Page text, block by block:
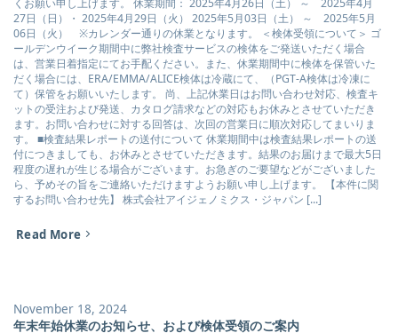
くお願い申し上げます。 休業期間： 2025年4月26日（土） ～ 2025年4月
27日（日）・ 2025年4月29日（火） 2025年5月03日（土） ～ 2025年5月
06日（火） ※カレンダー通りの休業となります。 ＜検体受領について＞ ゴ
ールデンウイーク期間中に弊社検査サービスの検体をご発送いただく場合
は、営業日着指定にてお手配ください。また、休業期間中に検体を保管いた
だく場合には、ERA/EMMA/ALICE検体は冷蔵にて、（PGT-A検体は冷凍に
て）保管をお願いいたします。 尚、上記休業日はお問い合わせ対応、検査キ
ットの受注および発送、カタログ請求などの対応もお休みとさせていただき
ます。お問い合わせに対する回答は、次回の営業日に順次対応してまいりま
す。 ■検査結果レポートの送付について 休業期間中は検査結果レポートの送
付につきましても、お休みとさせていただきます。結果のお届けまで最大5日
程度の遅れが生じる場合がございます。お急ぎのご要望などがございました
ら、予めその旨をご連絡いただけますようお願い申し上げます。 【本件に関
するお問い合わせ先】 株式会社アイジェノミクス・ジャパン [...]
Read More
November 18, 2024
年末年始休業のお知らせ、および検体受領のご案内